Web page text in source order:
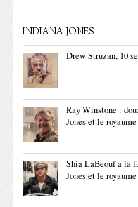
INDIANA JONES
Drew Struzan, 10
Ray Winstone :
Jones et le
Shia LaBeouf a la
Jones et le